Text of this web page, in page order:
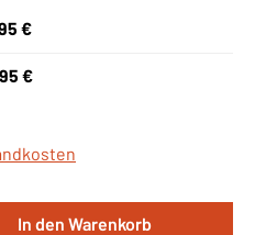
€
€
gewünschten
In den Warenkorb